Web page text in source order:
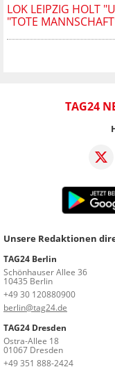
LOK LEIPZIG HOLT
"TOTE
TAG24
Unsere Redaktionen
TAG24 Berlin
Schönhauser Allee 36
10435 Berlin
+49 30 120880900
berlin@tag24.de
TAG24 Dresden
Ostra-Allee 18
01067 Dresden
+49 351 888-2424